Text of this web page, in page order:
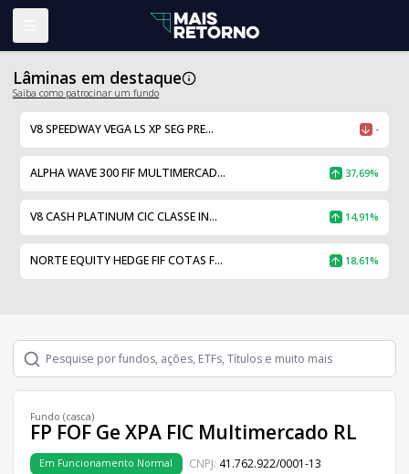
Lâminas em destaque
Saiba como patrocinar um fundo
V8 SPEEDWAY VEGA LS XP SEG PRE... -
ALPHA WAVE 300 FIF MULTIMERCAD... 37,69%
V8 CASH PLATINUM CIC CLASSE IN... 14,91%
NORTE EQUITY HEDGE FIF COTAS F... 18,61%
Fundo (casca)
FP FOF Ge XPA FIC Multimercado RL
Em Funcionamento Normal CNPJ: 41.762.922/0001-13